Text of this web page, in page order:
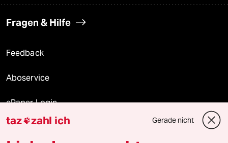
Fragen & Hilfe
Feedback
Aboservice
ePaper Login
Downloads für Abonnierende
taz zahl ich Gerade nicht